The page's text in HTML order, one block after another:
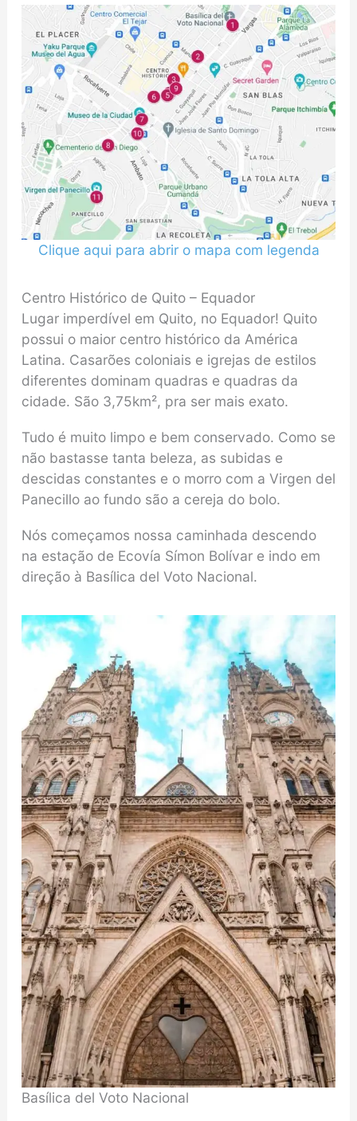
Clique aqui para abrir o mapa com legenda
Centro Histórico de Quito – Equador
Lugar imperdível em Quito, no Equador! Quito
possui o maior centro histórico da América
Latina. Casarões coloniais e igrejas de estilos
diferentes dominam quadras e quadras da
cidade. São 3,75km², pra ser mais exato.
Tudo é muito limpo e bem conservado. Como se
não bastasse tanta beleza, as subidas e
descidas constantes e o morro com a Virgen del
Panecillo ao fundo são a cereja do bolo.
Nós começamos nossa caminhada descendo
na estação de Ecovía Símon Bolívar e indo em
direção à Basílica del Voto Nacional.
Basílica del Voto Nacional